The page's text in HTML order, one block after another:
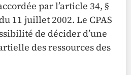
par l’article 34, §
11 juillet 2002. Le CPAS
de décider d’une
des ressources des